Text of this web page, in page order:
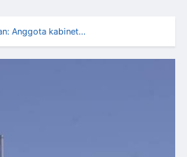
Anggota kabinet…